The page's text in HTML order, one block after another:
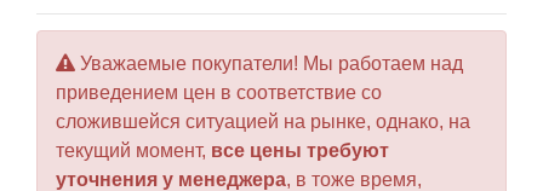
Уважаемые покупатели! Мы работаем над
приведением цен в соответствие со
сложившейся ситуацией на рынке, однако, на
текущий момент, все цены требуют
уточнения у менеджера, в тоже время,